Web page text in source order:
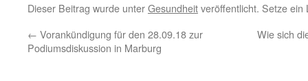
Dieser Beitrag wurde unterGesundheitveröffentlicht. Setze
← Vorankündigung für den 28.09.18 zur
Podiumsdiskussion in Marburg
Wie sich